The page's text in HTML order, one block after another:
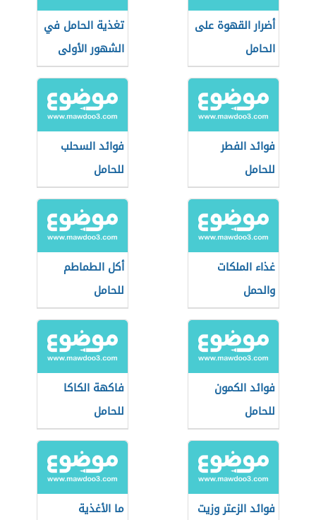
أضرار القهوة على
الحامل
تغذية الحامل في
الشهور الأولى
فوائد الفطر
للحامل
فوائد السحلب
للحامل
غذاء الملكات
والحمل
أكل الطماطم
للحامل
فوائد الكمون
للحامل
فاكهة الكاكا
للحامل
فوائد الزعتر وزيت
ما الأغذية